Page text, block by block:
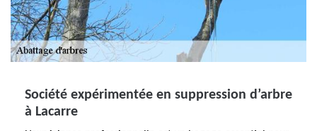
Société expérimentée en suppression d’arbre
à Lacarre